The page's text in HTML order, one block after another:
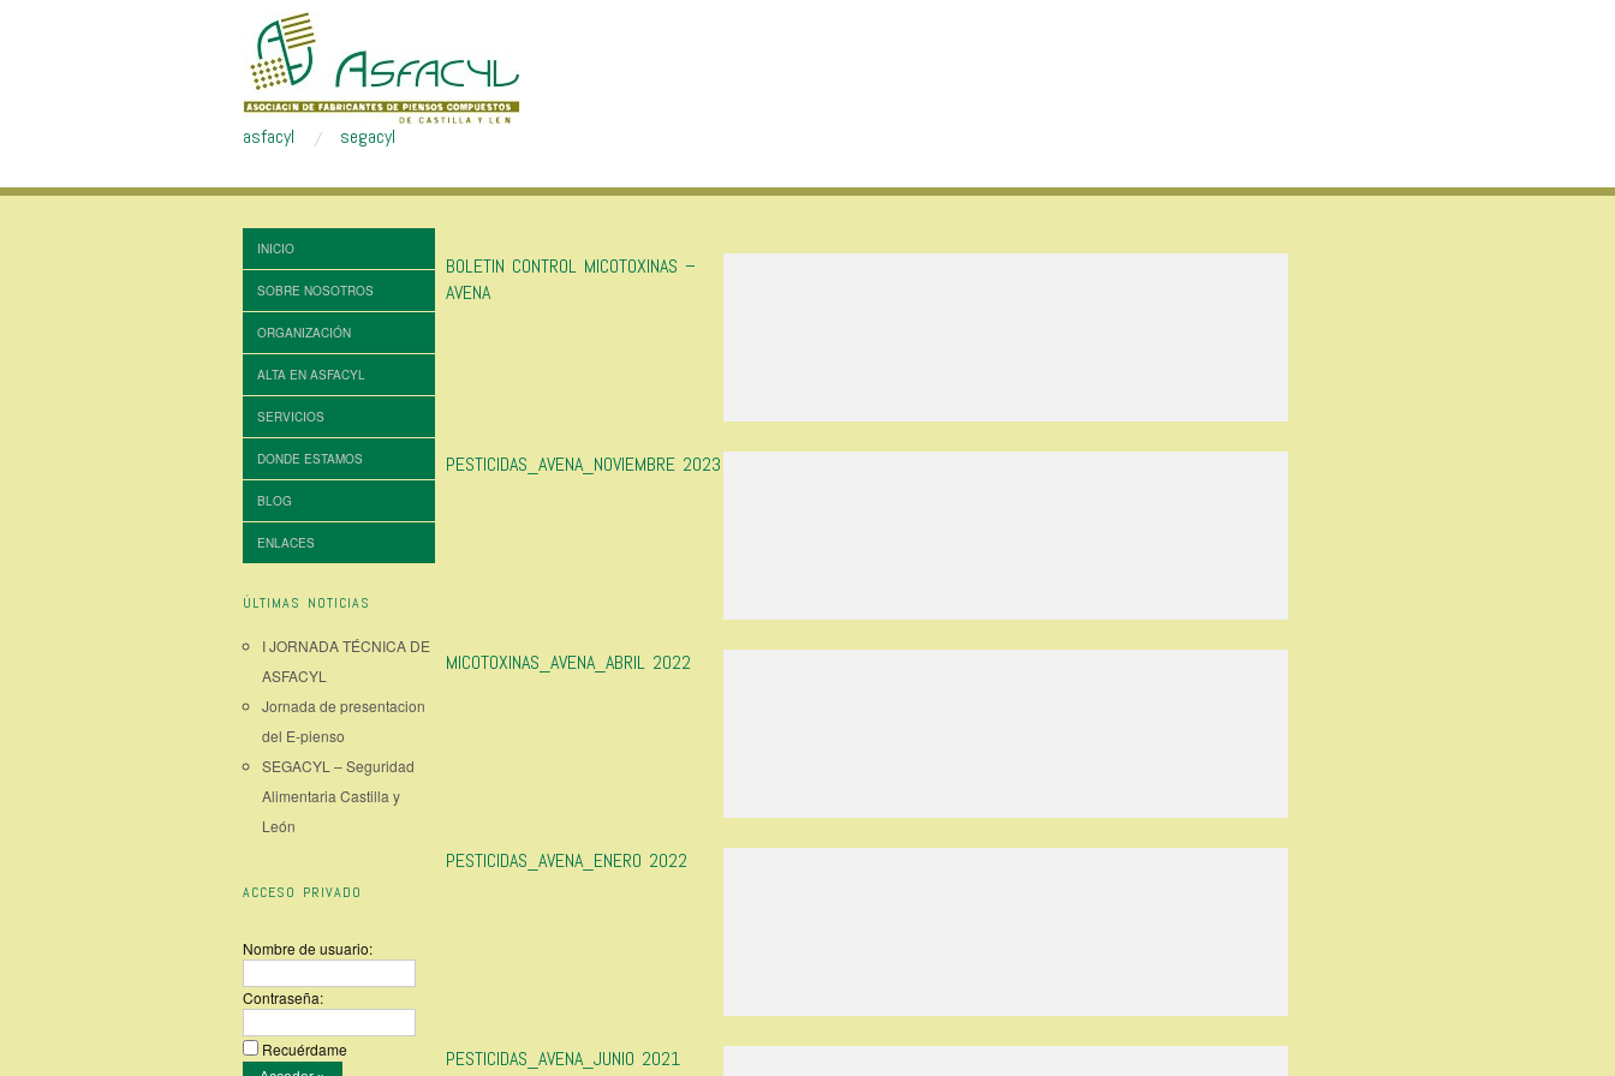
asfacyl segacyl
INICIO
SOBRE NOSOTROS
ORGANIZACIÓN
ALTA EN ASFACYL
SERVICIOS
DONDE ESTAMOS
BLOG
ENLACES
ÚLTIMAS NOTICIAS
I JORNADA TÉCNICA DE
ASFACYL
Jornada de presentacion
del E-pienso
SEGACYL – Seguridad
Alimentaria Castilla y
León
ACCESO PRIVADO
Nombre de usuario:
Contraseña:
Recuérdame
BOLETIN CONTROL MICOTOXINAS –
AVENA
PESTICIDAS_AVENA_NOVIEMBRE 2023
MICOTOXINAS_AVENA_ABRIL 2022
PESTICIDAS_AVENA_ENERO 2022
PESTICIDAS_AVENA_JUNIO 2021